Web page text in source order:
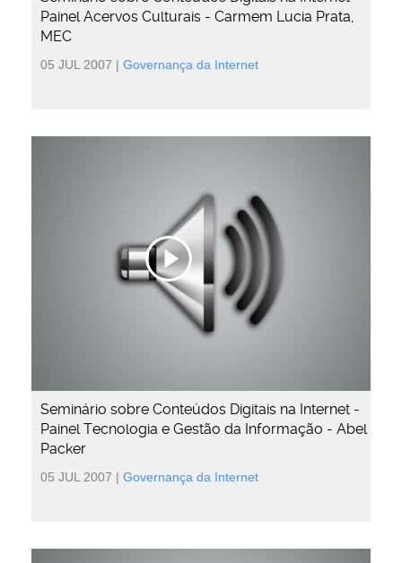
Painel Acervos Culturais - Carmem Lucia Prata,
MEC
05 JUL 2007 | Governança da Internet
Seminário sobre Conteúdos Digitais na Internet -
Painel Tecnologia e Gestão da Informação - Abel
Packer
05 JUL 2007 | Governança da Internet